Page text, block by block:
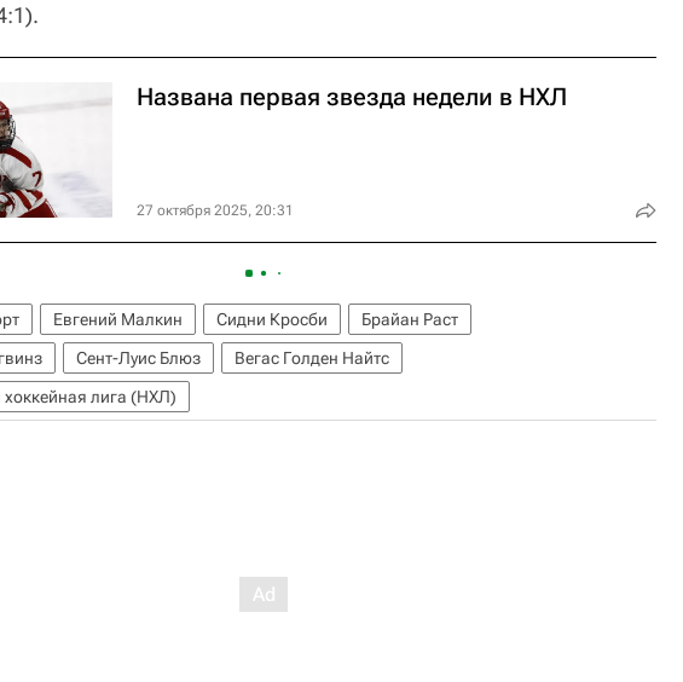
Названа первая звезда недели в НХЛ
27 октября 2025, 20:31
Евгений Малкин Сидни Кросби
Брайан Раст
Сент-Луис Блюз
Вегас Голден Найтс
лига (НХЛ)